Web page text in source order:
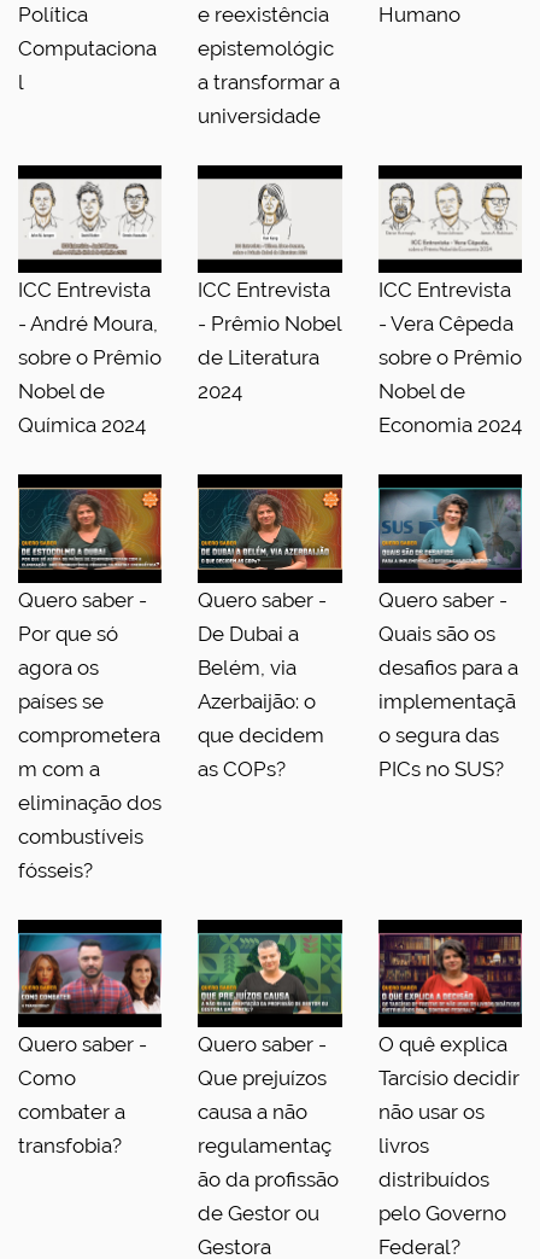
Política
Computaciona
l
e reexistência
epistemológic
a transformar a
universidade
Humano
ICC Entrevista
- André Moura,
sobre o Prêmio
Nobel de
Química 2024
ICC Entrevista
- Prêmio Nobel
de Literatura
2024
ICC Entrevista
- Vera Cêpeda
sobre o Prêmio
Nobel de
Economia 2024
Quero saber -
Por que só
agora os
países se
comprometera
m com a
eliminação dos
combustíveis
fósseis?
Quero saber -
De Dubai a
Belém, via
Azerbaijão: o
que decidem
as COPs?
Quero saber -
Quais são os
desafios para a
implementaçã
o segura das
PICs no SUS?
Quero saber -
Como
combater a
transfobia?
Quero saber -
Que prejuízos
causa a não
regulamentaç
ão da profissão
de Gestor ou
Gestora
O quê explica
Tarcísio decidir
não usar os
livros
distribuídos
pelo Governo
Federal?